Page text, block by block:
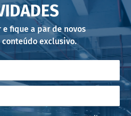
fique a par de novos
exclusivo.